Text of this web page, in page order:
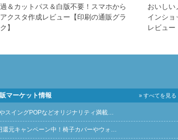
＆カットパス＆白版不要！スマホから
クスタ作成レビュー【印刷の通販グラ
】
おいしい
インショ
レビュー
マーケット情報 » すべてを見る
スイングPOPなどオリジナリティ満載…
還元キャンペーン中！椅子カバーやウォ…